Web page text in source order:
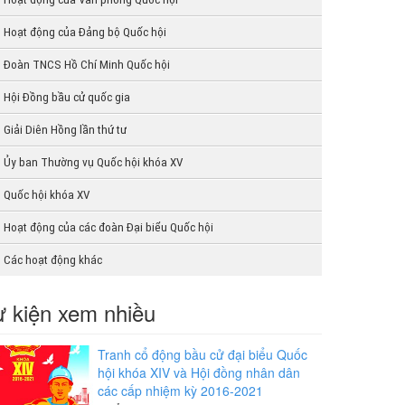
Hoạt động của Đảng bộ Quốc hội
Đoàn TNCS Hồ Chí Minh Quốc hội
Hội Đồng bầu cử quốc gia
Giải Diên Hồng lần thứ tư
Ủy ban Thường vụ Quốc hội khóa XV
Quốc hội khóa XV
Hoạt động của các đoàn Đại biểu Quốc hội
Các hoạt động khác
kiện xem nhiều
Tranh cổ động bầu cử đại biểu Quốc
hội khóa XIV và Hội đồng nhân dân
các cấp nhiệm kỳ 2016-2021